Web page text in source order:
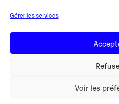
Gérer les services
Voir les
18 Août